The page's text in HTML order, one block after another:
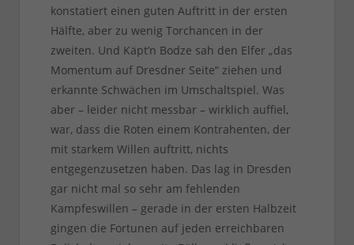
konstatiert einen guten Auftritt in der ersten
Hälfte, aber zu wenig Torchancen in der
zweiten. Und Käpt’n Bodze sah den Elfer „das
Momentum auf Dresdner Seite“ ziehen und
erkannte Schwächen im Umschaltspiel. Was
aber – leider nicht messbar – wirklich auffiel,
war, dass die Roten einem Kontrahenten, der
mit starkem Willen auftritt, nichts
entgegenzusetzen haben. Das lag in Dresden
gar nicht mal so sehr am fehlenden
Kampfeswillen – gerade in der ersten Halbzeit
gingen die Fortunen auf jeden erreichbaren